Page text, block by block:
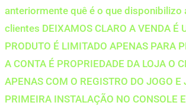
anteriormente quê é o que disponibilizo
clientes DEIXAMOS CLARO A VENDA É
PRODUTO É LIMITADO APENAS PARA
A CONTA É PROPRIEDADE DA LOJA O
APENAS COM O REGISTRO DO JOGO E
PRIMEIRA INSTALAÇÃO NO CONSOLE E